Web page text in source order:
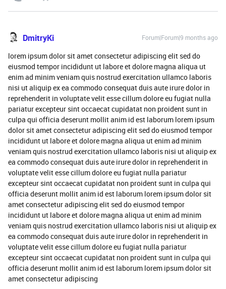
DmitryKi Forum|Forum|9 months ago
lorem ipsum dolor sit amet consectetur adipiscing elit sed do
eiusmod tempor incididunt ut labore et dolore magna aliqua ut
enim ad minim veniam quis nostrud exercitation ullamco laboris
nisi ut aliquip ex ea commodo consequat duis aute irure dolor in
reprehenderit in voluptate velit esse cillum dolore eu fugiat nulla
pariatur excepteur sint occaecat cupidatat non proident sunt in
culpa qui officia deserunt mollit anim id est laborum lorem ipsum
dolor sit amet consectetur adipiscing elit sed do eiusmod tempor
incididunt ut labore et dolore magna aliqua ut enim ad minim
veniam quis nostrud exercitation ullamco laboris nisi ut aliquip ex
ea commodo consequat duis aute irure dolor in reprehenderit in
voluptate velit esse cillum dolore eu fugiat nulla pariatur
excepteur sint occaecat cupidatat non proident sunt in culpa qui
officia deserunt mollit anim id est laborum lorem ipsum dolor sit
amet consectetur adipiscing elit sed do eiusmod tempor
incididunt ut labore et dolore magna aliqua ut enim ad minim
veniam quis nostrud exercitation ullamco laboris nisi ut aliquip ex
ea commodo consequat duis aute irure dolor in reprehenderit in
voluptate velit esse cillum dolore eu fugiat nulla pariatur
excepteur sint occaecat cupidatat non proident sunt in culpa qui
officia deserunt mollit anim id est laborum lorem ipsum dolor sit
amet consectetur adipiscing